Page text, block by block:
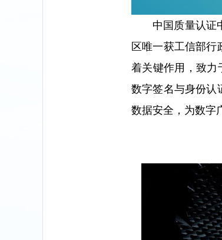
中国质量认证
区唯一获工信部行
着关键作用，致力
数字签名与身份认
数据安全，为数字